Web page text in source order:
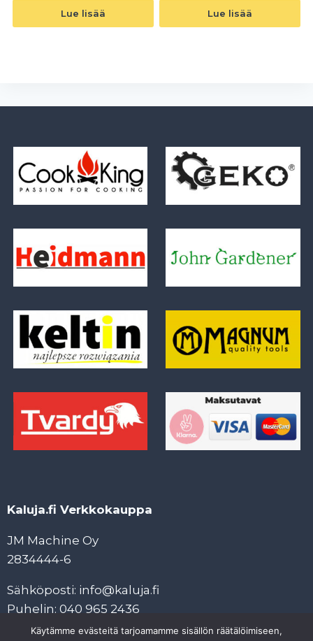
Lue lisää Lue lisää
Kaluja.fi Verkkokauppa
JM Machine Oy
2834444-6
Sähköposti: info@kaluja.fi
Puhelin: 040 965 2436
Käytämme evästeitä tarjoamamme sisällön räätälöimiseen,